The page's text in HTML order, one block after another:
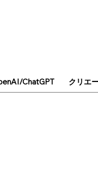
ChatGPT クリエ